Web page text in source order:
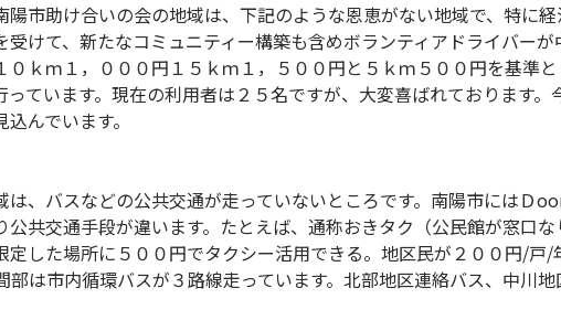
陽市助け合いの会の地域は、下記のような恩恵がない地域で、特に
受けて、新たなコミュニティー構築も含めボランティアドライバー
０ｋｍ１，０００円１５ｋｍ１，５００円と５ｋｍ５００円を基準
ています。現在の利用者は２５名ですが、大変喜ばれております
んでいます。
は、バスなどの公共交通が走っていないところです。南陽市にはＤ
公共交通手段が違います。たとえば、通称おきタク（公民館が窓口
定した場所に５００円でタクシー活用できる。地区民が２００円/戸
は市内循環バスが３路線走っています。北部地区連絡バス、中川